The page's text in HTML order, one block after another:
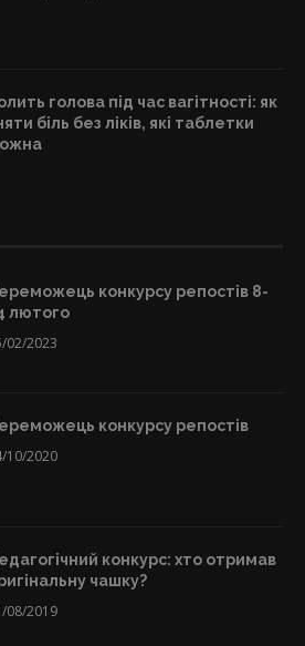
голова під час вагітності: як
біль без ліків, які таблетки
конкурсу репостів 8-
лютого
02/2023
конкурсу репостів
10/2020
конкурс: хто отримав
чашку?
08/2019